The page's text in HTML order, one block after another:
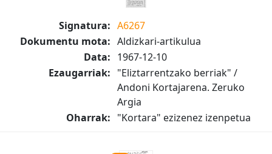
Signatura: A6267
Dokumentu mota: Aldizkari-artikulua
Data: 1967-12-10
Ezaugarriak: "Eliztarrentzako berriak" /
Andoni Kortajarena. Zeruko
Argia
Oharrak: "Kortara" ezizenez izenpetua